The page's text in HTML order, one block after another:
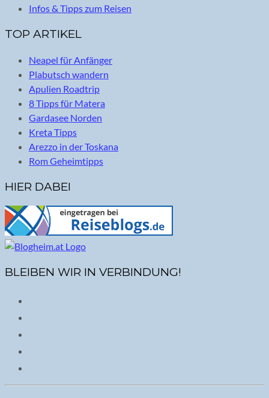
Infos & Tipps zum Reisen
TOP ARTIKEL
Neapel für Anfänger
Plabutsch wandern
Apulien Roadtrip
8 Tipps für Matera
Gardasee Norden
Kreta Tipps
Arezzo in der Toskana
Rom Geheimtipps
HIER DABEI
BLEIBEN WIR IN VERBINDUNG!